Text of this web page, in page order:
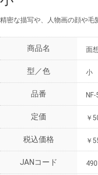
精密な描写や、人物画の顔や毛
商品名 面
型／色 小
品番 NF-
定価 ￥
税込価格 ￥
JANコード